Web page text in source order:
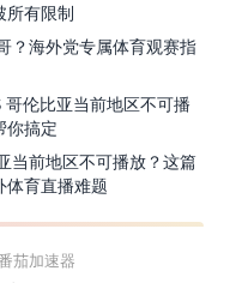
所有限制
？海外党专属体育观赛指
伦比亚当前地区不可播
你搞定
当前地区不可播放？这篇
体育直播难题
茄加速器